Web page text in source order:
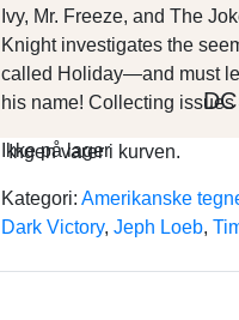
Ingen varer i kurven.
Ivy, Mr. Freeze, and The
Knight investigates the
called Holiday—and must
his name! Collecting
Ikke på lager
Kategori: Amerikanske
Dark Victory, Jeph Loeb,